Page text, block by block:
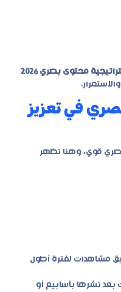
محتوى بصري 2026
في تعزيز
قوي، وهنا تظهر
مشاهدات لفترة أطول
بعد نشرها بأسابيع أو